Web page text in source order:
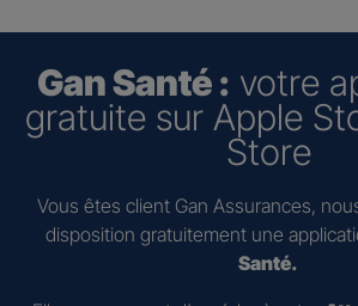
Gan Santé : votre
gratuite sur Apple
Store
Vous êtes client Gan Assurances,
disposition gratuitement une
Santé.